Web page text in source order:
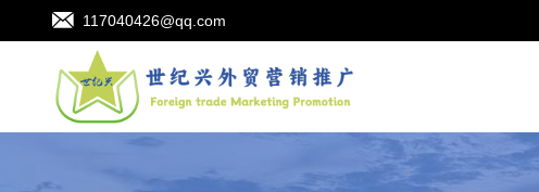
117040426@qq.com